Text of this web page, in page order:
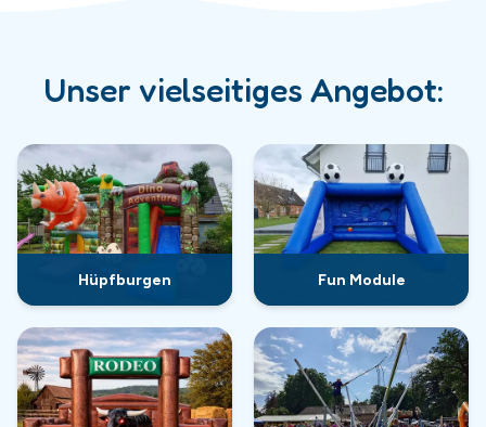
Unser vielseitiges Angebot:
Hüpfburgen Fun Module